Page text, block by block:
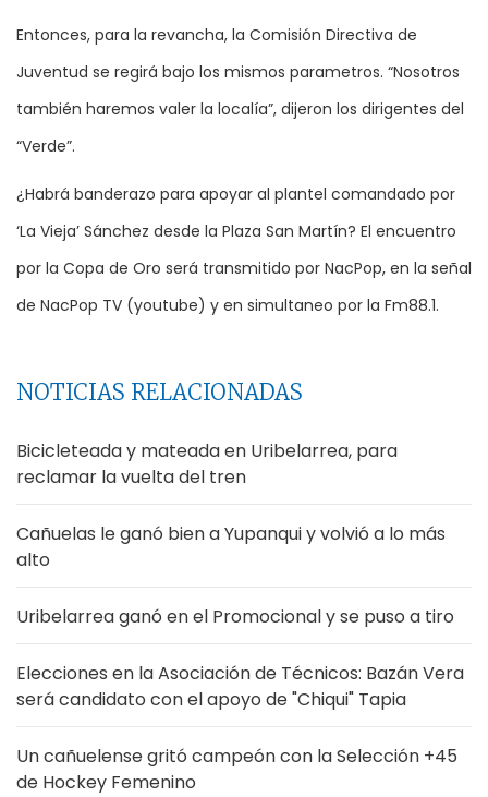
Entonces, para la revancha, la Comisión Directiva de
Juventud se regirá bajo los mismos parametros. “Nosotros
también haremos valer la localía”, dijeron los dirigentes del
“Verde”.
¿Habrá banderazo para apoyar al plantel comandado por
‘La Vieja’ Sánchez desde la Plaza San Martín? El encuentro
por la Copa de Oro será transmitido por NacPop, en la señal
de NacPop TV (youtube) y en simultaneo por la Fm88.1.
NOTICIAS RELACIONADAS
Bicicleteada y mateada en Uribelarrea, para
reclamar la vuelta del tren
Cañuelas le ganó bien a Yupanqui y volvió a lo más
alto
Uribelarrea ganó en el Promocional y se puso a tiro
Elecciones en la Asociación de Técnicos: Bazán Vera
será candidato con el apoyo de "Chiqui" Tapia
Un cañuelense gritó campeón con la Selección +45
de Hockey Femenino